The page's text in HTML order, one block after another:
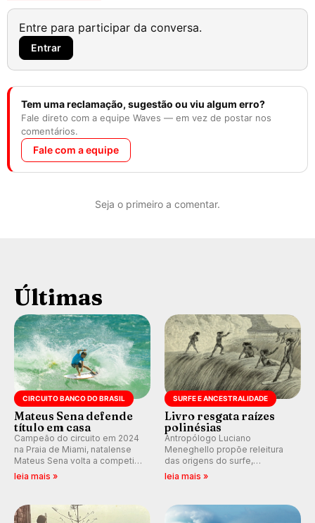
Entre para participar da conversa.
Entrar
Tem uma reclamação, sugestão ou viu algum erro?
Fale direto com a equipe Waves — em vez de postar nos
comentários.
Fale com a equipe
Seja o primeiro a comentar.
Últimas
CIRCUITO BANCO DO BRASIL
Mateus Sena defende
título em casa
Campeão do circuito em 2024
na Praia de Miami, natalense
Mateus Sena volta a competir
em casa em busca de manter a
leia mais »
SURFE E ANCESTRALIDADE
Livro resgata raízes
polinésias
Antropólogo Luciano
Meneghello propõe releitura
das origens do surfe,
resgatando a cultura polinésia
prática em esporte e indústria.
leia mais »